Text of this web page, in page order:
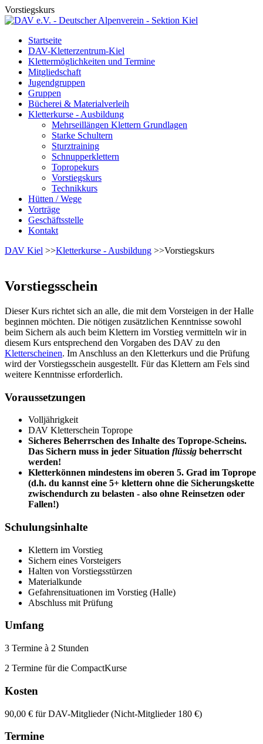
Vorstiegskurs
Startseite
DAV-Kletterzentrum-Kiel
Klettermöglichkeiten und Termine
Mitgliedschaft
Jugendgruppen
Gruppen
Bücherei & Materialverleih
Kletterkurse - Ausbildung
Mehrseillängen Klettern Grundlagen
Starke Schultern
Sturztraining
Schnupperklettern
Topropekurs
Vorstiegskurs
Technikkurs
Hütten / Wege
Vorträge
Geschäftsstelle
Kontakt
DAV Kiel >>Kletterkurse - Ausbildung >>Vorstiegskurs
Vorstiegsschein
Dieser Kurs richtet sich an alle, die mit dem Vorsteigen in der Halle
beginnen möchten. Die nötigen zusätzlichen Kenntnisse sowohl
beim Sichern als auch beim Klettern im Vorstieg vermitteln wir in
diesem Kurs entsprechend den Vorgaben des DAV zu den
Kletterscheinen. Im Anschluss an den Kletterkurs und die Prüfung
wird der Vorstiegsschein ausgestellt. Für das Klettern am Fels sind
weitere Kenntnisse erforderlich.
Voraussetzungen
Volljährigkeit
DAV Kletterschein Toprope
Sicheres Beherrschen des Inhalte des Toprope-Scheins.
Das Sichern muss in jeder Situation flüssig beherrscht
werden!
Kletterkönnen mindestens im oberen 5. Grad im Toprope
(d.h. du kannst eine 5+ klettern ohne die Sicherungskette
zwischendurch zu belasten - also ohne Reinsetzen oder
Fallen!)
Schulungsinhalte
Klettern im Vorstieg
Sichern eines Vorsteigers
Halten von Vorstiegsstürzen
Materialkunde
Gefahrensituationen im Vorstieg (Halle)
Abschluss mit Prüfung
Umfang
3 Termine à 2 Stunden
2 Termine für die CompactKurse
Kosten
90,00 € für DAV-Mitglieder (Nicht-Mitglieder 180 €)
Termine